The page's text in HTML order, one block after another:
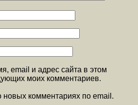
email и адрес сайта в этом
моих комментариев.
новых комментариях по email.